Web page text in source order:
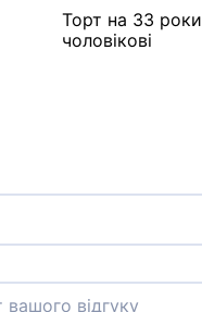
Торт на 33 роки
чоловікові